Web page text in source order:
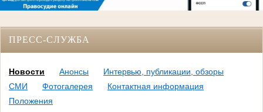
ПРЕСС-СЛУЖБА
Новости Анонсы
Интервью, публикации, обзоры
СМИ
Фотогалерея
Контактная информация
Положения